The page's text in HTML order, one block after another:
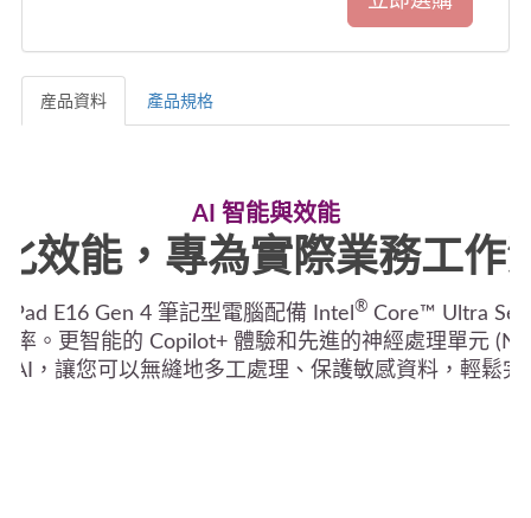
産品資料 產品規格
AI 智能與效能
效能，專為實際業務工作
E16 Gen 4 筆記型電腦配備 Intel ® Core™ Ultra
率。更智能的 Copilot+ 體驗和先進的神經處理單元
AI，讓您可以無縫地多工處理、保護敏感資料，輕鬆完